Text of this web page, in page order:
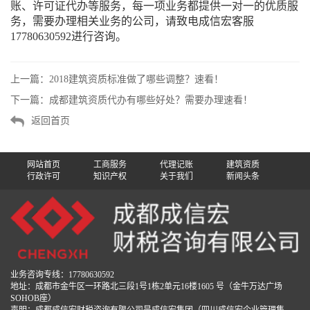
账、许可证代办等服务，每一项业务都提供一对一的优质服
务，需要办理相关业务的公司，请致电成信宏客服
17780630592进行咨询。
上一篇： 2018建筑资质标准做了哪些调整？速看！
下一篇： 成都建筑资质代办有哪些好处？需要办理速看！
返回首页
网站首页 工商服务 代理记账
建筑资质
行政许可
知识产权 关于我们 新闻头条
业务咨询专线：17780630592
地址：成都市金牛区一环路北三段1号1栋2单元16楼1605 号（金牛万达广场
SOHOB座）